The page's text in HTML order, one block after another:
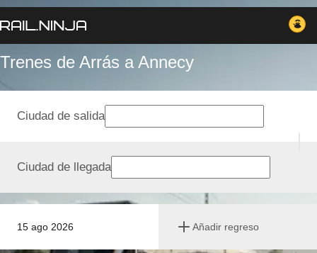
Trenes de Arrás a Annecy
15 ago 2026 Añadir regreso
Ciudad de salida
Ciudad de llegada